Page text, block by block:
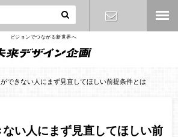
ビジョンでつながる新世界へ
できない人にまず見直してほしい前提条件とは
い人にまず見直してほしい前